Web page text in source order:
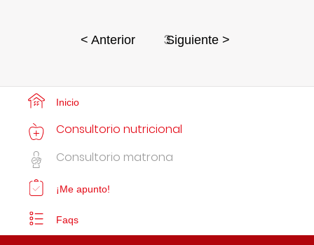
< Anterior 3Siguiente >
Inicio
Consultorio nutricional
Consultorio matrona
¡Me apunto!
Faqs